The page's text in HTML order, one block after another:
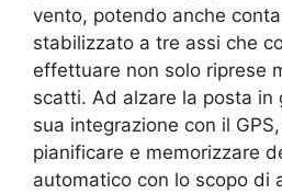
vento, potendo anche
stabilizzato a tre assi che
effettuare non solo riprese
scatti. Ad alzare la posta in
sua integrazione con il
pianificare e memorizzare
automatico con lo scopo di